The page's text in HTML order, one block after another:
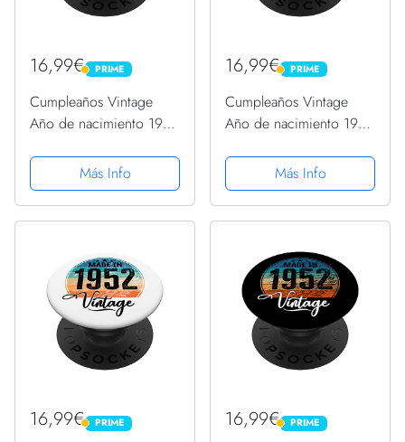
16,99€ PRIME
PRIME
Cumpleaños Vintage
Año de nacimiento 1952
PopSockets PopGrip
Intercambiable
Más Info
16,99€ PRIME
PRIME
Cumpleaños Vintage
Año de nacimiento 1952
PopSockets PopGrip
Intercambiable
Más Info
16,99€ PRIME
PRIME 16,99€ PRIME
PRIME